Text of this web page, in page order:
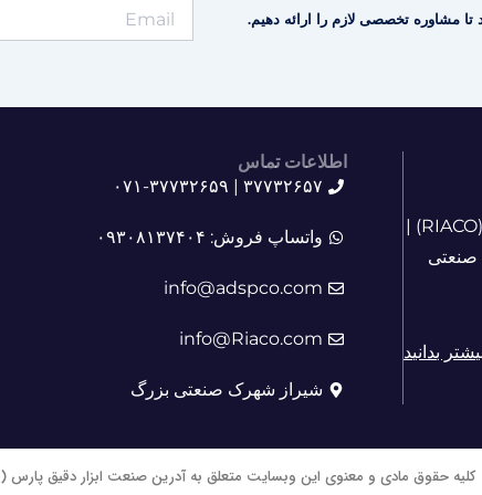
مشاوره تخصصی لازم را ارائه دهیم.
آشنایی با آدرین صنعت ابزار دقیق پارس (RIACO) |
صنعتی
بدانید
اطلاعات تماس
۳۷۷۳۲۶۵۷ | ۰۷۱-۳۷۷۳۲۶۵۹
واتساپ فروش: ۰۹۳۰۸۱۳۷۴۰۴
info@adspco.com
info@Riaco.com
شیراز شهرک صنعتی بزرگ
کلیه حقوق مادی و معنوی این وبسایت متعلق به آدرین صنعت ابزار دقیق پارس (RIACO) است.